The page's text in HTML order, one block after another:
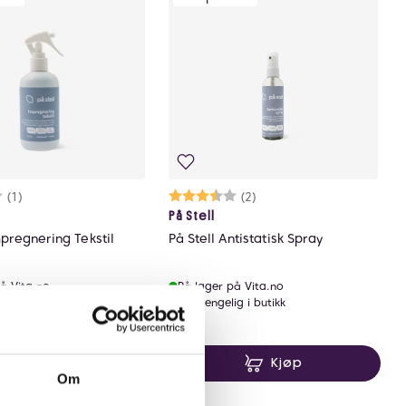
Om
(1)
av 5 mulige
Tekstil
Vita.no
Karakter:
(2)
3.5 av 5 mulige
På Stell
På Stell Antistatisk Spray
På lager på Vita.no
Utilgjengelig i butikk
99,-
Kjøp